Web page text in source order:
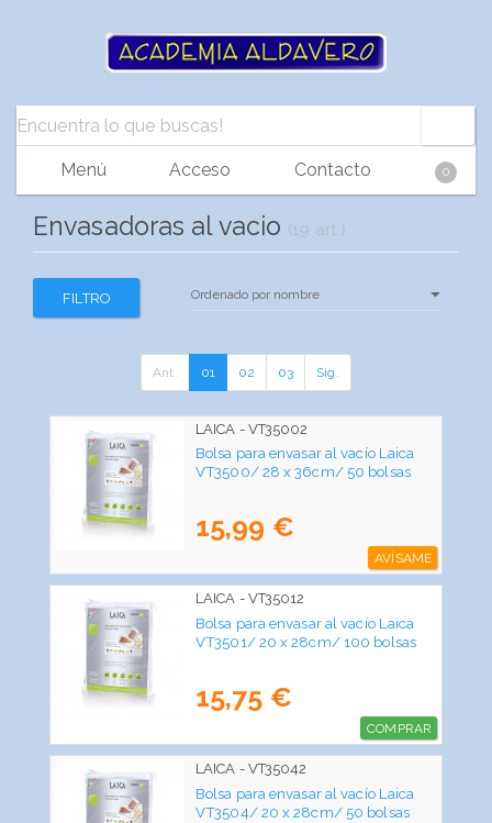
Menú Acceso Contacto 0
Envasadoras al vacio (19 art.)
FILTRO
Ant. 01 02 03 Sig.
LAICA - VT35002
Bolsa para envasar al vacío Laica
VT3500/ 28 x 36cm/ 50 bolsas
15,99 €
AVÍSAME
LAICA - VT35012
Bolsa para envasar al vacío Laica
VT3501/ 20 x 28cm/ 100 bolsas
15,75 €
COMPRAR
LAICA - VT35042
Bolsa para envasar al vacío Laica
VT3504/ 20 x 28cm/ 50 bolsas